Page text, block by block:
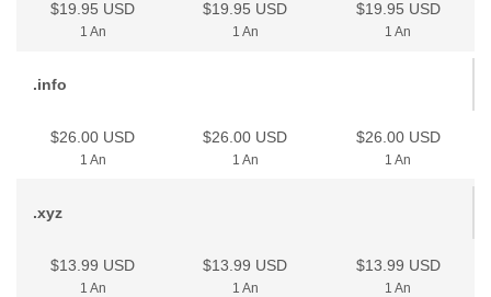
$19.95 USD
1 An
$19.95 USD
1 An
$19.95 USD
1 An
.info
$26.00 USD
1 An
$26.00 USD
1 An
$26.00 USD
1 An
.xyz
$13.99 USD
1 An
$13.99 USD
1 An
$13.99 USD
1 An